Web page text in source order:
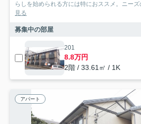
らしを始められる方には特におススメ。ニー
見る
募集中の部屋
201
8.8万円
2階 / 33.61㎡ / 1K
アパート